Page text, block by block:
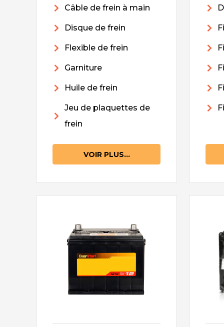
Câble de frein à main
Disque de frein
Flexible de frein
Garniture
Huile de frein
Jeu de plaquettes de
frein
VOIR PLUS...